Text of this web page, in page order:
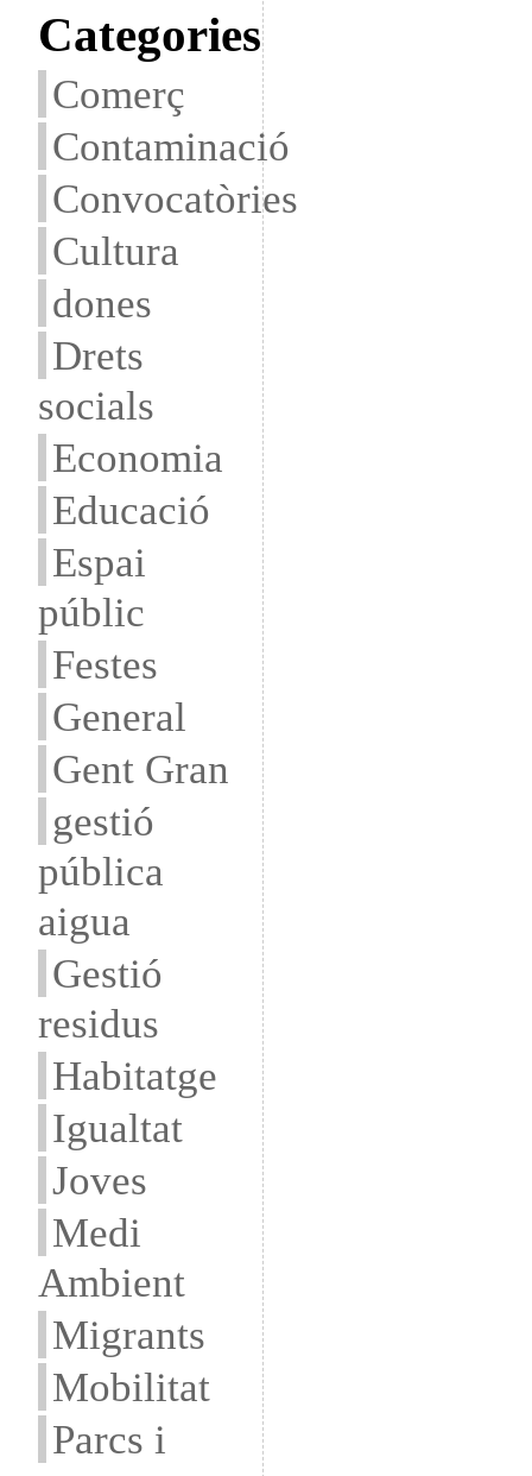
Categories
Comerç
Contaminació
Convocatòries
Cultura
dones
Drets
socials
Economia
Educació
Espai
públic
Festes
General
Gent Gran
gestió
pública
aigua
Gestió
residus
Habitatge
Igualtat
Joves
Medi
Ambient
Migrants
Mobilitat
Parcs i